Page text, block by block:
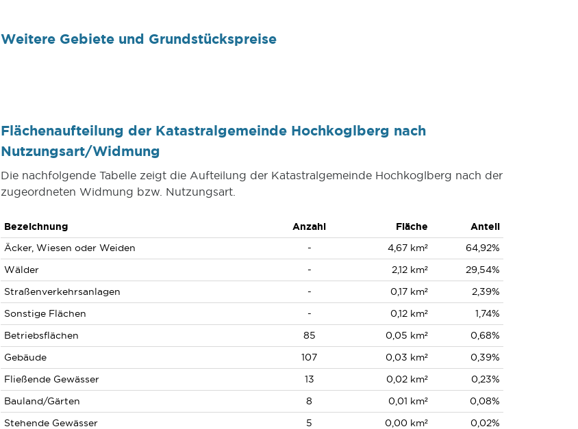
Weitere Gebiete und Grundstückspreise
Flächenaufteilung der Katastralgemeinde Hochkoglberg nach
Nutzungsart/Widmung
Die nachfolgende Tabelle zeigt die Aufteilung der Katastralgemeinde Hochkoglberg nach der
zugeordneten Widmung bzw. Nutzungsart.
Bezeichnung Anzahl Fläche
Anteil
Äcker, Wiesen oder Weiden
- 4,67 km²
64,92%
Wälder
- 2,12 km²
29,54%
Straßenverkehrsanlagen
- 0,17 km²
2,39%
Sonstige Flächen
- 0,12 km²
1,74%
Betriebsflächen
85 0,05 km²
0,68%
Gebäude
107 0,03 km²
0,39%
Fließende Gewässer
13 0,02 km²
0,23%
Bauland/Gärten
8 0,01 km²
0,08%
Stehende Gewässer
5 0,00 km²
0,02%